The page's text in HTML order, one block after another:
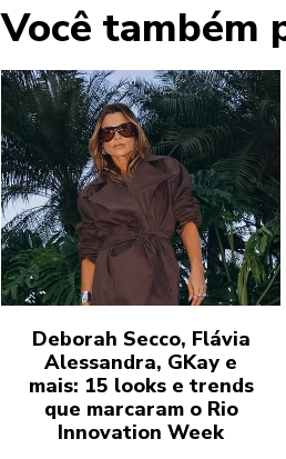
Você também
Deborah Secco, Flávia
Alessandra, GKay e
mais: 15 looks e trends
que marcaram o Rio
Innovation Week